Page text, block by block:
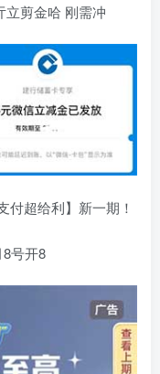
立剪金哈 刚需冲
付超给利】新一期！
号开8